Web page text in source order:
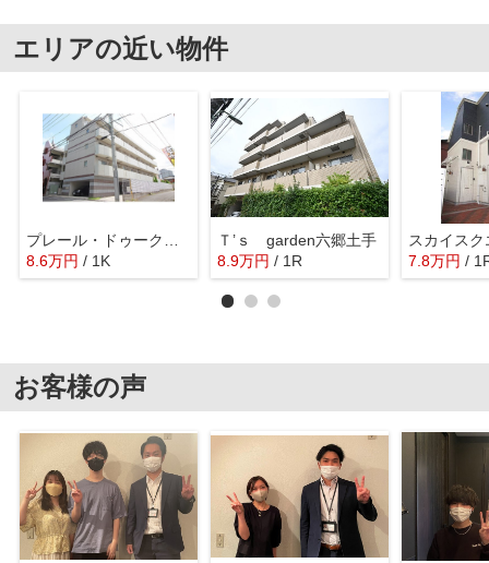
エリアの近い物件
8.6万円 / 1K
Ｔ’ｓ garden六郷土手
8.9万円 / 1R
スカイス
7.8万円 /
お客様の声